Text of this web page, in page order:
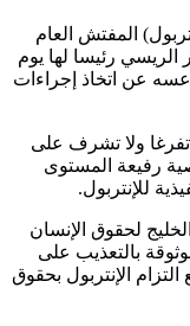
المفتش العام
الريسي رئيسا لها يوم
عن اتخاذ إجراءات
تفرغا ولا تشرف على
رفيعة المستوى
للإنتربول.
لحقوق الإنسان
بالتعذيب على
الإنتربول بحقوق